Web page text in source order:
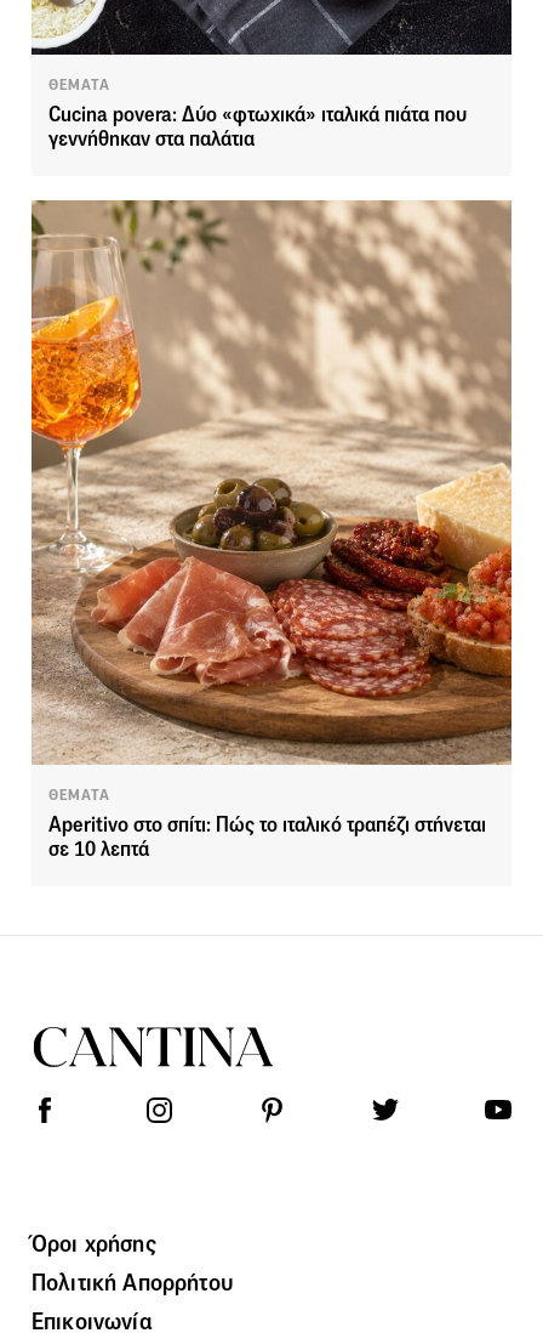
ΘΕΜΑΤΑ
Cucina povera: Δύο «φτωχικά» ιταλικά πιάτα που
γεννήθηκαν στα παλάτια
ΘΕΜΑΤΑ
Aperitivo στο σπίτι: Πώς το ιταλικό τραπέζι στήνεται
σε 10 λεπτά
Όροι χρήσης
Πολιτική Απορρήτου
Επικοινωνία